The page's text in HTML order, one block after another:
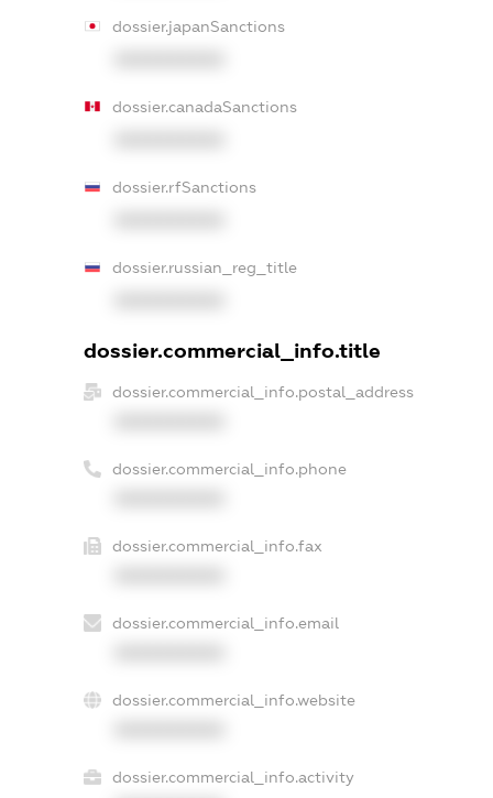
dossier.japanSanctions
dossier.canadaSanctions
dossier.rfSanctions
dossier.russian_reg_title
dossier.commercial_info.title
dossier.commercial_info.postal_address
dossier.commercial_info.phone
dossier.commercial_info.fax
dossier.commercial_info.email
dossier.commercial_info.website
dossier.commercial_info.activity